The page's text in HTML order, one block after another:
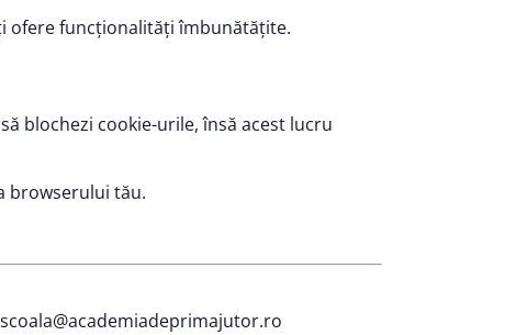
ofere funcționalități îmbunătățite.
blochezi cookie-urile, însă acest lucru
browserului tău.